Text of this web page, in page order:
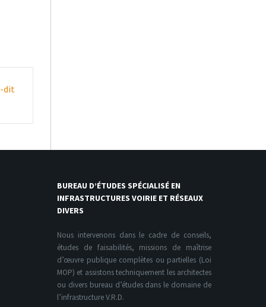
dit
BUREAU D’ÉTUDES SPÉCIALISÉ EN
INFRASTRUCTURES VOIRIE ET RÉSEAUX
DIVERS
Nous intervenons dans le cadre de conseils,
études de faisabilités, missions de maîtrise
d’œuvre publique complètes ou partielles (Loi
MOP) et assistons techniquement les architectes
ou divers bureau d’études dans le domaine de
l’infrastructure V.R.D.